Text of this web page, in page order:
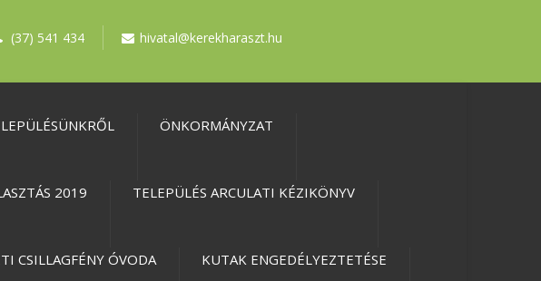
(37) 541 434 hivatal@kerekharaszt.hu
ÖNKORMÁNYZAT
2019 TELEPÜLÉS ARCULATI KÉZIKÖNYV
CSILLAGFÉNY ÓVODA KUTAK ENGEDÉLYEZTETÉSE